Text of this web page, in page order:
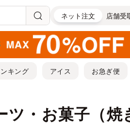
ネット注文 店舗受
キング アイス お急ぎ便
・お菓子（焼